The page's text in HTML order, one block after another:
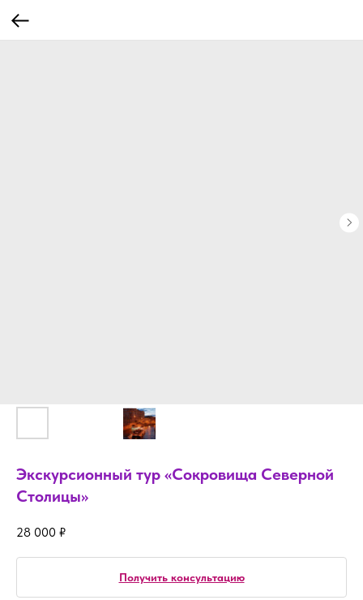
Экскурсионный тур «Сокровища Северной
Столицы»
28 000 ₽
Получить консультацию